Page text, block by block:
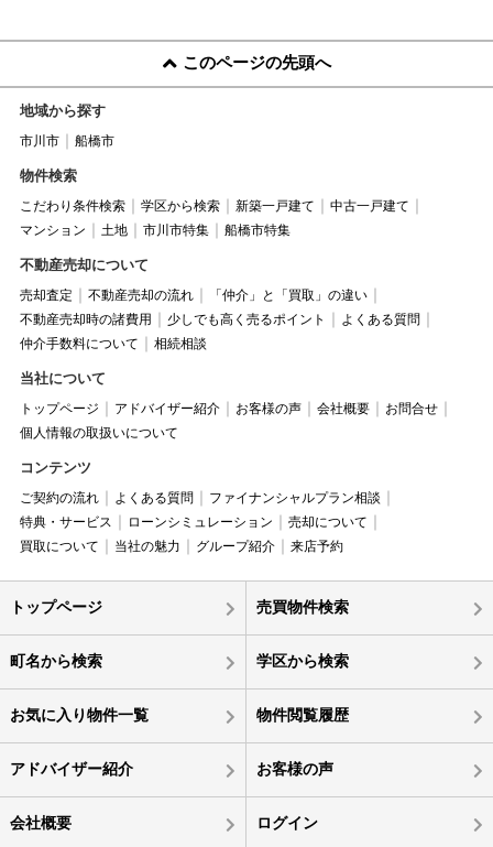
このページの先頭へ
地域から探す
市川市 船橋市
物件検索
こだわり条件検索 学区から検索 新築一戸建て
中古一戸建て
マンション
土地 市川市特集 船橋市特集
不動産売却について
売却査定 不動産売却の流れ
「仲介」と「買取」の違い
不動産売却時の諸費用
少しでも高く売るポイント
よくある質問
仲介手数料について
相続相談
当社について
トップページ アドバイザー紹介 お客様の声 会社概要
お問合せ
個人情報の取扱いについて
コンテンツ
ご契約の流れ よくある質問
ファイナンシャルプラン相談
特典・サービス
ローンシミュレーション
売却について
買取について
当社の魅力 グループ紹介 来店予約
トップページ 売買物件検索
町名から検索 学区から検索
お気に入り物件一覧 物件閲覧履歴
アドバイザー紹介 お客様の声
会社概要 ログイン